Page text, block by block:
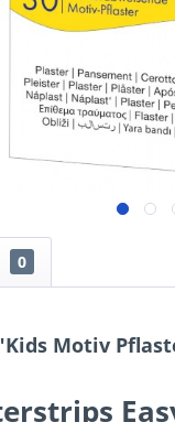
0
Motiv